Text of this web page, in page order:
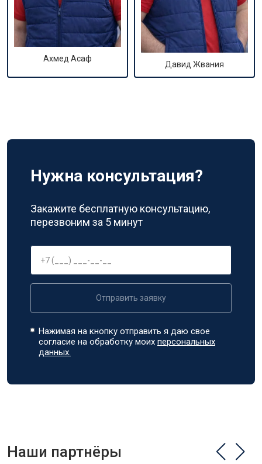
Ахмед Асаф
Давид Жвания
Нужна консультация?
Закажите бесплатную консультацию,
перезвоним за 5 минут
Отправить заявку
Нажимая на кнопку отправить я даю свое
согласие на обработку моихперсональных
данных.
Наши партнёры